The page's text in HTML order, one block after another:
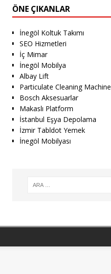
ÖNE ÇIKANLAR
İnegöl Koltuk Takımı
SEO Hizmetleri
İç Mimar
İnegöl Mobilya
Albay Lift
Particulate Cleaning Machine
Bosch Aksesuarlar
Makaslı Platform
İstanbul Eşya Depolama
İzmir Tabldot Yemek
İnegöl Mobilyası